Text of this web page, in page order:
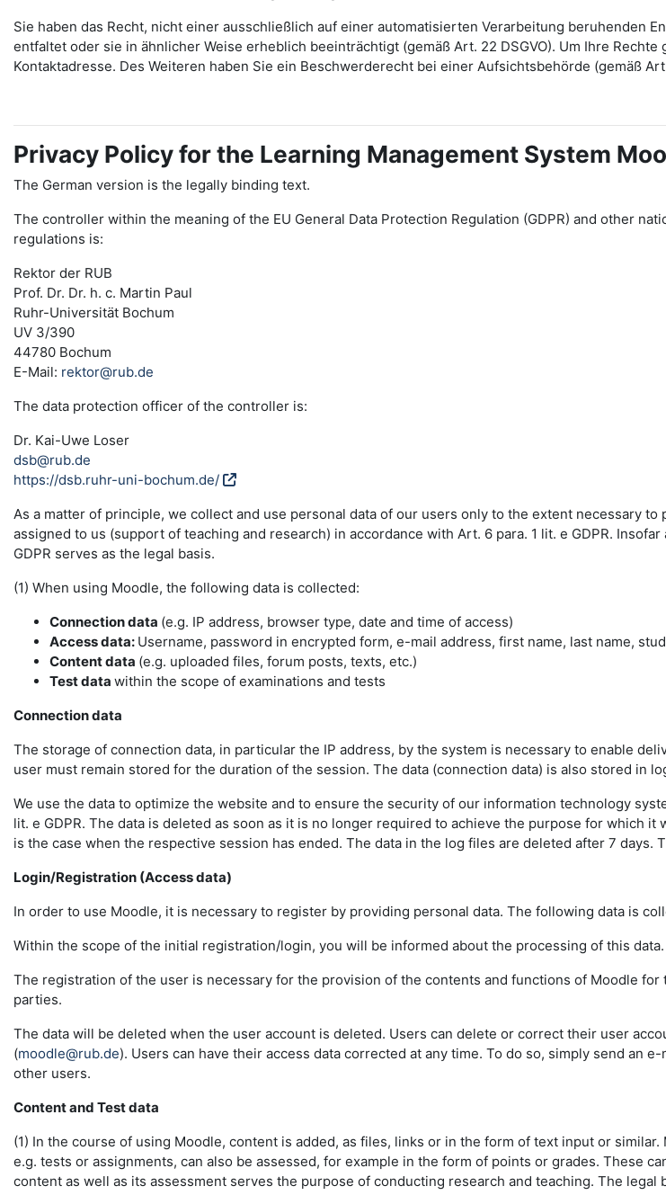
Sie haben das Recht, nicht einer ausschließlich auf einer automatisierten Verarbeitung beruhenden
entfaltet oder sie in ähnlicher Weise erheblich beeinträchtigt (gemäß Art. 22 DSGVO). Um Ihre
Kontaktadresse. Des Weiteren haben Sie ein Beschwerderecht bei einer Aufsichtsbehörde (gemäß Art.
Privacy Policy for the Learning Management System
The German version is the legally binding text.
The controller within the meaning of the EU General Data Protection Regulation (GDPR) and other
regulations is:
Rektor der RUB
Prof. Dr. Dr. h. c. Martin Paul
Ruhr-Universität Bochum
UV 3/390
44780 Bochum
E-Mail: rektor@rub.de
The data protection officer of the controller is:
Dr. Kai-Uwe Loser
dsb@rub.de
https://dsb.ruhr-uni-bochum.de/
As a matter of principle, we collect and use personal data of our users only to the extent necessary
assigned to us (support of teaching and research) in accordance with Art. 6 para. 1 lit. e GDPR.
GDPR serves as the legal basis.
(1) When using Moodle, the following data is collected:
Connection data (e.g. IP address, browser type, date and time of access)
Access data: Username, password in encrypted form, e-mail address, first name, last name,
Content data (e.g. uploaded files, forum posts, texts, etc.)
Test data within the scope of examinations and tests
Connection data
The storage of connection data, in particular the IP address, by the system is necessary to enable
user must remain stored for the duration of the session. The data (connection data) is also stored in
We use the data to optimize the website and to ensure the security of our information technology
lit. e GDPR. The data is deleted as soon as it is no longer required to achieve the purpose for which
is the case when the respective session has ended. The data in the log files are deleted after 7 days.
Login/Registration (Access data)
In order to use Moodle, it is necessary to register by providing personal data. The following data is
Within the scope of the initial registration/login, you will be informed about the processing of this
The registration of the user is necessary for the provision of the contents and functions of Moodle
parties.
The data will be deleted when the user account is deleted. Users can delete or correct their user
(moodle@rub.de). Users can have their access data corrected at any time. To do so, simply send an
other users.
Content and Test data
(1) In the course of using Moodle, content is added, as files, links or in the form of text input or
e.g. tests or assignments, can also be assessed, for example in the form of points or grades. These
content as well as its assessment serves the purpose of conducting research and teaching. The legal